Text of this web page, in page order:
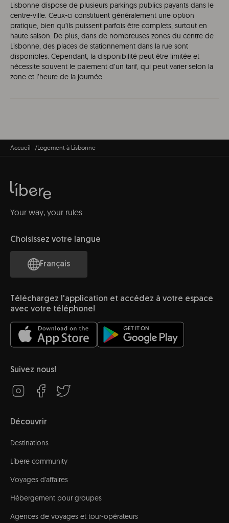
Lisbonne dispose de plusieurs parkings publics payants dans le
centre-ville. Ceux-ci constituent généralement une option
pratique, bien qu’ils puissent parfois être complets, surtout en
haute saison. De plus, dans de nombreuses zones du centre de
Lisbonne, des places de stationnement dans la rue sont
disponibles. Cependant, la disponibilité peut être limitée et
nécessite souvent le paiement d’un tarif, qui peut varier selon la
zone et l’heure de la journée.
Accueil Logement à Lisbonne
Your way, your rules
Choisissez votre langue
Français
Téléchargez l'application et accédez à votre espace
avec votre téléphone!
Suivez nous!
Découvrir
Destinations
Líbere community
Voyages d'affaires
Hébergement pour groupes
Agences de voyages et tour-opérateurs